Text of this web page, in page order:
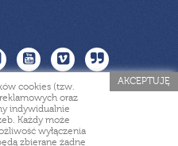
cookies (tzw.
oraz
indywidualnie
Każdy może
wyłączenia
zbierane żadne
AKCEPTUJĘ